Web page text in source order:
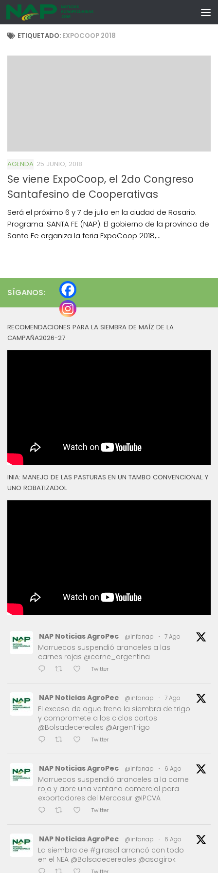
Skip to content
ETIQUETADO: EXPOCOOP 2018
AGENDA 25 JUNIO, 2018
Se viene ExpoCoop, el 2do Congreso
Santafesino de Cooperativas
Será el próximo 6 y 7 de julio en la ciudad de Rosario.
Programa. SANTA FE (NAP). El gobierno de la provincia de
Santa Fe organiza la feria ExpoCoop 2018,...
SÍGANOS:
RECOMENDACIONES PARA LA SIEMBRA DE MAÍZ DE LA
CAMPAÑA2026-27
INIA: MANEJO DE LAS PASTURAS EN UN TAMBO CONVENCIONAL Y
UNO ROBATIZADOL
NAP Noticias AgroPec @infonap · 7 Ago
Marruecos suspendió aranceles a las
carnes rojas @carne_argentina
Twitter
NAP Noticias AgroPec @infonap · 7 Ago
El exceso de agua frena la siembra de trigo
y compromete a los ciclos cortos
@Bolsadecereales @ArgenTrigo
Twitter
NAP Noticias AgroPec @infonap · 6 Ago
Marruecos suspendió aranceles a la carne
roja y abre una ventana comercial para
exportadores del Mercosur @IPCVA
Twitter
NAP Noticias AgroPec @infonap · 6 Ago
La siembra de #girasol arrancó con todo
en el NEA @Bolsadecereales @asagirok
Twitter